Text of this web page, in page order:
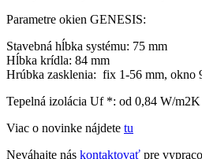
Parametre okien GENESIS:
Stavebná hĺbka systému: 75 mm
Hĺbka krídla: 84 mm
Hrúbka zasklenia: fix 1-56 mm, okno
Tepelná izolácia Uf *: od 0,84 W/m2K
Viac o novinke nájdete tu
Neváhajte nás kontaktovať pre